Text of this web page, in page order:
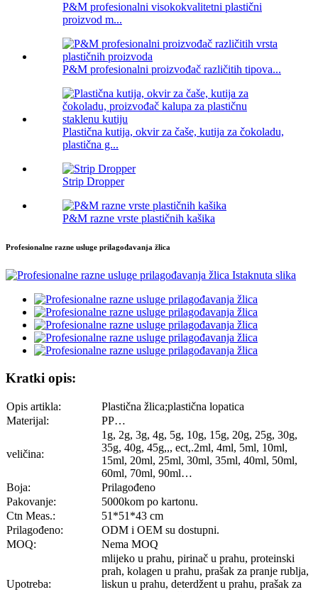
P&M profesionalni visokokvalitetni plastični
proizvod m...
P&M profesionalni proizvođač različitih tipova...
Plastična kutija, okvir za čaše, kutija za čokoladu,
plastična g...
Strip Dropper
P&M razne vrste plastičnih kašika
Profesionalne razne usluge prilagođavanja žlica
Kratki opis:
Opis artikla:
Plastična žlica;plastična lopatica
Materijal:
PP…
veličina:
1g, 2g, 3g, 4g, 5g, 10g, 15g, 20g, 25g, 30g,
35g, 40g, 45g,,, ect,.2ml, 4ml, 5ml, 10ml,
15ml, 20ml, 25ml, 30ml, 35ml, 40ml, 50ml,
60ml, 70ml, 90ml…
Boja:
Prilagođeno
Pakovanje:
5000kom po kartonu.
Ctn Meas.:
51*51*43 cm
Prilagođeno:
ODM i OEM su dostupni.
MOQ:
Nema MOQ
Upotreba:
mlijeko u prahu, pirinač u prahu, proteinski
prah, kolagen u prahu, prašak za pranje rublja,
liskun u prahu, deterdžent u prahu, prašak za